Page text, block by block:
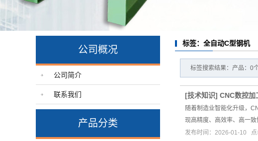
公司概况
公司简介
联系我们
产品分类
标签：全自动C型钢机
标签搜索结果：产品：0
[技术知识] CNC数控
随着制造业智能化升级，
现高精度、高效率、高一
发布时间：2026-01-10 点